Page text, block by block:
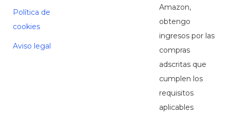
Política de
cookies
Aviso legal
Amazon,
obtengo
ingresos por las
compras
adscritas que
cumplen los
requisitos
aplicables